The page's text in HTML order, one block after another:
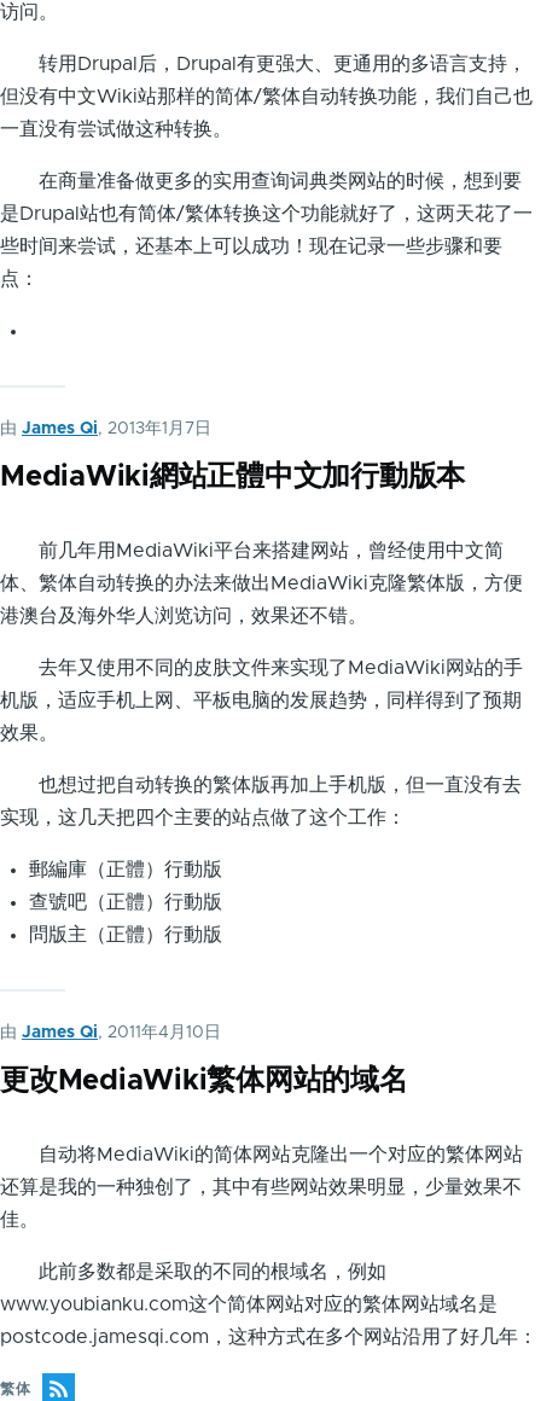
访问。
转用Drupal后，Drupal有更强大、更通用的多语言支持，
但没有中文Wiki站那样的简体/繁体自动转换功能，我们自己也
一直没有尝试做这种转换。
在商量准备做更多的实用查询词典类网站的时候，想到要
是Drupal站也有简体/繁体转换这个功能就好了，这两天花了一
些时间来尝试，还基本上可以成功！现在记录一些步骤和要
点：
由 James Qi, 2013年1月7日
MediaWiki網站正體中文加行動版本
前几年用MediaWiki平台来搭建网站，曾经使用中文简
体、繁体自动转换的办法来做出MediaWiki克隆繁体版，方便
港澳台及海外华人浏览访问，效果还不错。
去年又使用不同的皮肤文件来实现了MediaWiki网站的手
机版，适应手机上网、平板电脑的发展趋势，同样得到了预期
效果。
也想过把自动转换的繁体版再加上手机版，但一直没有去
实现，这几天把四个主要的站点做了这个工作：
郵編庫（正體）行動版
查號吧（正體）行動版
問版主（正體）行動版
由 James Qi, 2011年4月10日
更改MediaWiki繁体网站的域名
自动将MediaWiki的简体网站克隆出一个对应的繁体网站
还算是我的一种独创了，其中有些网站效果明显，少量效果不
佳。
此前多数都是采取的不同的根域名，例如
www.youbianku.com这个简体网站对应的繁体网站域名是
postcode.jamesqi.com，这种方式在多个网站沿用了好几年：
繁体